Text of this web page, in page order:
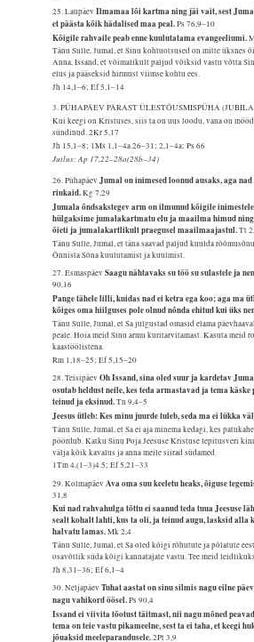
25. LaupäevIlmamaa lõi kartma ning jäi vait, sest
et päästa kõik hädalised maa peal.Ps 76,9–10
Kõigile rahvaile peab enne kuulutatama evangeeliumi.
Tänu Sulle, Jumal, et Sinu kohtuotsused on mitte üksnes
Anna, Issand, et võimalikult paljud võiksid vastu võtta
elus ja pääseksid hirmust viimse kohtu ees.
Jh 14,1–6; Ef 5,1–14
3. PÜHAPÄEV PÄRAST ÜLESTÕUSMISPÜHA
Kui keegi on Kristuses, siis ta on uus loodu, vana on
sündinud.2Kr 5,17
Jh 15,1–8; 1Ms 1,1–4a.26–31; 2,1–4a; Ps 66
Jutlus: Ap 17,22–28a(28b–34)
26. PühapäevJumal on inimesed loonud ausaks, aga
riukaid.Kg 7,29
Jumala õndsakstegev arm on ilmunud kõigile
hülgaksime jumalakartmatu elu ja maailma himud
õieti ja jumalakartlikult praegusel maailmaajastul.Tt
Tänu Sulle, Jumal, et täna saavad paljud kuulda
Õnnista Sõna kuulutamist ja kuulmist.
27. EsmaspäevSaagu nähtavaks su töö su sulastele ja
90,16
Pange tähele lilli, kuidas nad ei ketra ega koo; aga ma
kõiges oma hiilguses pole olnud nõnda ehitud kui üks
Tänu Sulle, Jumal, et Sa julgustad omasid elama
peale. Hoia meid Sinu armu kuritarvitamast. Kasuta meid
kaastöölistena.
Rm 1,18–25; Ef 5,15–20
28. TeisipäevOh Issand, sina oled suur ja kardetav
osutab heldust neile, kes teda armastavad ja tema käske
teinud ja eksinud.Tn 9,4–5
Jeesus ütleb: Kes minu juurde tuleb, seda ma ei lükka
Tänu Sulle, Jumal, et Sa ei aja minema kedagi, kes
pöördub. Katku Sinu Poja Jeesuse Kristuse lepitusveri
välja kõik kavalus ja anna meile siirad südamed.
1Tm 4,(1–3)4.5; Ef 5,21–33
29. KolmapäevAva oma suu keeletu heaks, õiguse
31,8
Kui nad rahvahulga tõttu ei saanud teda tuua Jeesuse
sealt kohalt lahti, kus ta oli, ja teinud augu, lasksid alla
halvatu lamas.Mk 2,4
Tänu Sulle, Jumal, et Sa oled kõigi rõhutute ja põlatute
osavõtlik süda kõigi kannatajate vastu. Tee meid
Jh 8,31–36; Ef 6,1–4
30. NeljapäevTuhat aastat on sinu silmis nagu eilne
nagu vahikord öösel.Ps 90,4
Issand ei viivita tõotust täitmast, nii nagu mõned
tema on teie vastu pikameelne, sest ta ei taha, et keegi
jõuaksid meeleparandusele.2Pt 3,9